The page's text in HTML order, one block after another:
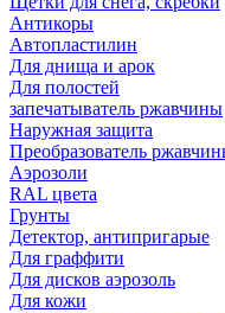
Антикоры
Автопластилин
Для днища и арок
Для полостей
запечатыватель ржавчины
Наружная защита
Преобразователь
Аэрозоли
RAL цвета
Грунты
Детектор, антипригарые
Для граффити
Для дисков аэрозоль
Для кожи